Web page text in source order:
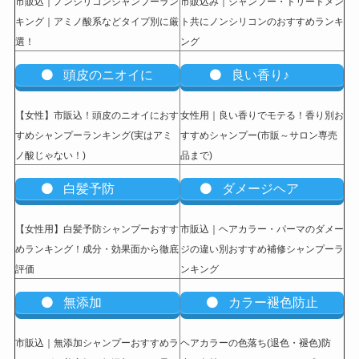
キング｜アミノ酸系などタイプ別に厳
選！
ト共にノンシリコンのおすすめランキ
ング
頭皮のニオイに
【女性】市販込 ！頭皮のニオイにおす
すめシャンプーランキング(実はアミ
ノ酸じゃない！)
良い香り♪
女性用｜良い香りでモテる！香り別お
すすめシャンプー(市販～サロン専売
品まで)
白髪予防
【女性用】白髪予防シャンプーおすす
めランキング！成分・効果面から徹底
評価
ダメージヘア
市販込｜ヘアカラー・パーマのダメー
ジの違い別おすすめ補修シャンプーラ
ンキング
無添加
市販込｜無添加シャンプーおすすめラ
カラー褪色防止
ヘアカラーの色落ち(退色・褪色)防